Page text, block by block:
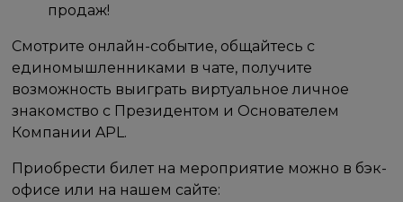
продаж!
Смотрите онлайн-событие, общайтесь с
единомышленниками в чате, получите
возможность выиграть виртуальное личное
знакомство с Президентом и Основателем
Компании APL.
Приобрести билет на мероприятие можно в бэк-
офисе или на нашем сайте: